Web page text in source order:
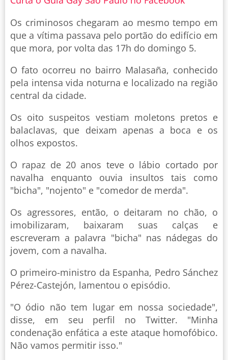
Os criminosos chegaram ao mesmo tempo em
que a vítima passava pelo portão do edifício em
que mora, por volta das 17h do domingo 5.
O fato ocorreu no bairro Malasaña, conhecido
pela intensa vida noturna e localizado na região
central da cidade.
Os oito suspeitos vestiam moletons pretos e
balaclavas, que deixam apenas a boca e os
olhos expostos.
O rapaz de 20 anos teve o lábio cortado por
navalha enquanto ouvia insultos tais como
"bicha", "nojento" e "comedor de merda".
Os agressores, então, o deitaram no chão, o
imobilizaram, baixaram suas calças e
escreveram a palavra "bicha" nas nádegas do
jovem, com a navalha.
O primeiro-ministro da Espanha, Pedro Sánchez
Pérez-Castejón, lamentou o episódio.
"O ódio não tem lugar em nossa sociedade",
disse, em seu perfil no Twitter. "Minha
condenação enfática a este ataque homofóbico.
Não vamos permitir isso."